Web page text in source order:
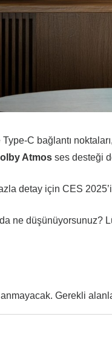
C bağlantı
Atmos ses desteği
detay için CES
ne düşünüyorsunuz?
Gerekli